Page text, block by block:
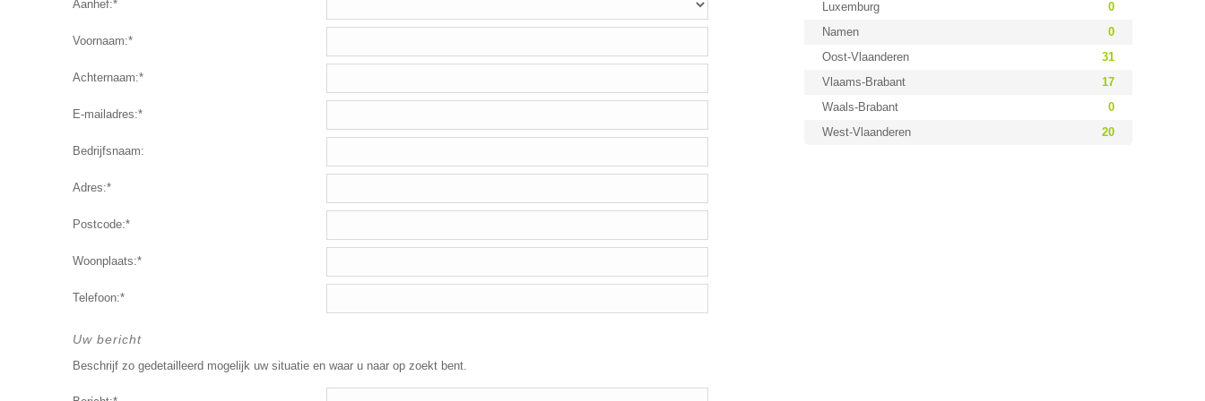
Luxemburg
0
Namen
0
Oost-Vlaanderen
31
Vlaams-Brabant
17
Waals-Brabant
0
West-Vlaanderen
20
Aanhef:*
Voornaam:*
Achternaam:*
E-mailadres:*
Bedrijfsnaam:
Adres:*
Postcode:*
Woonplaats:*
Telefoon:*
Uw bericht
Beschrijf zo gedetailleerd mogelijk uw situatie en waar u naar op zoekt bent.